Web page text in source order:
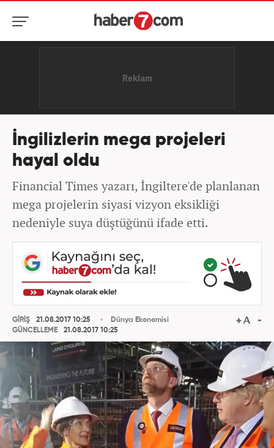
İngilizlerin mega projeleri
hayal oldu
Financial Times yazarı, İngiltere'de planlanan
mega projelerin siyasi vizyon eksikliği
nedeniyle suya düştüğünü ifade etti.
GİRİŞ
21.08.2017 10:25
GÜNCELLEME
21.08.2017 10:25
Dünya Ekonomisi